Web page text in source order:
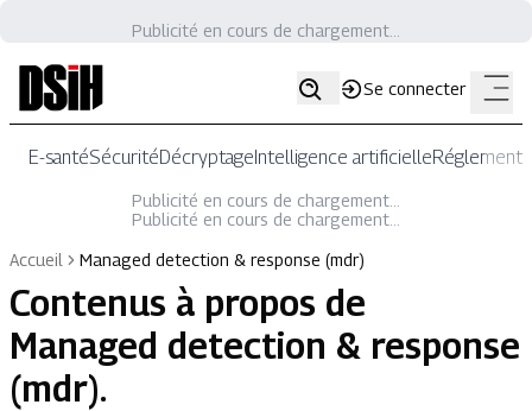
Publicité en cours de chargement...
Se connecter
E-santéSécuritéDécryptageIntelligence artificielle
Publicité en cours de chargement...
Publicité en cours de chargement...
Accueil
Managed detection & response (mdr)
Contenus à propos de
Managed detection & response
(mdr).